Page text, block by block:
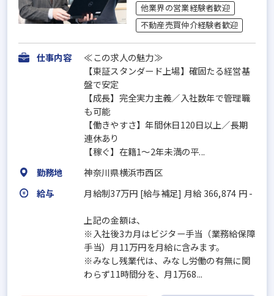
他業界の営業経験者歓迎
不動産売買仲介経験者歓迎
仕事内容
≪この求人の魅力≫
【東証スタンダード上場】確固たる経営基
盤で安定
【成長】完全実力主義／入社数年で管理職
も可能
【働きやすさ】年間休日120日以上／長期
連休あり
【稼ぐ】在籍1～2年未満の平...
勤務地
神奈川県横浜市西区
給与
月給制37万円 [給与補足] 月給 366,874 円 -
上記の金額は、
※入社後3カ月はビジター手当（業務給保障
手当）月11万円を月給に含みます。
※みなし残業代は、みなし労働の有無に関
わらず11時間分を、月1万68...